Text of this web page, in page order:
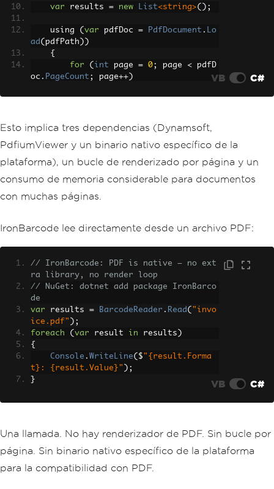
var results = new List<string>();
    using
( var pdfDoc = PdfDocument . Lo
ad ( pdfPath ))
{
for
( int page = 0; page < pdfD
oc . PageCount ; page++)
            using
image pdfDoc.
ender
300 true
);
            using
var ms = new
MemoryS
tream ();
ImageForma
t.Png);
byte
// Now pass rendered image
ader.DecodeFileInMemory (imageBytes
"" );
foreach
var b in barcode
s )
                results
.Add ( b.BarcodeT
ext );
}
return results;
}
VB C#
Esto implica tres dependencias (Dynamsoft,
PdfiumViewer y un binario nativo específico de la
plataforma), un bucle de renderizado por página y un
consumo de memoria considerable para documentos
con muchas páginas.
IronBarcode lee directamente desde un archivo PDF:
// IronBarcode: PDF is native — no ext
ra library, no render loop
// NuGet: dotnet add package IronBarco
de
var results = BarcodeReader . Read ( "invo
ice.pdf" );
foreach
( var result in results )
{
Console . WriteLine( $ "{result.Forma
t}: {result.Value}" );
}
VB C#
Una llamada. No hay renderizador de PDF. Sin bucle por
página. Sin binario nativo específico de la plataforma
para la compatibilidad con PDF.